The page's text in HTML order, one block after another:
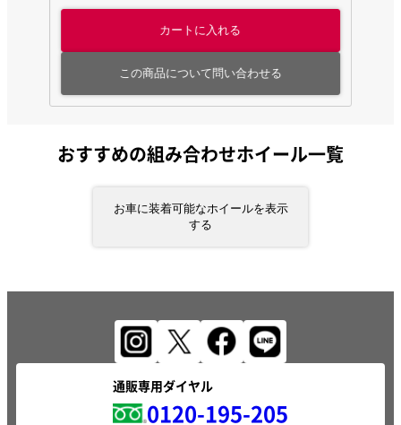
カートに入れる
この商品について問い合わせる
おすすめの組み合わせホイール一覧
お車に装着可能なホイールを表示
する
通販専用ダイヤル
0120-195-205